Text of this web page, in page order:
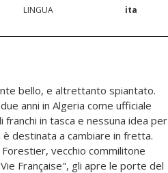
LINGUA
ita
bello, e altrettanto spiantato.
anni in Algeria come ufficiale
franchi in tasca e nessuna idea per
destinata a cambiare in fretta.
vecchio commilitone
Française", gli apre le porte del
che se lo contendono e lo
alto. Oltre qualsiasi limite etico e
e un antieroe da antologia,
Maupassant delinea un
che ben coglie la mondana
la corruzione da cui era pervasa